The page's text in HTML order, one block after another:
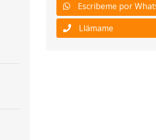
Escribeme por
Llámame